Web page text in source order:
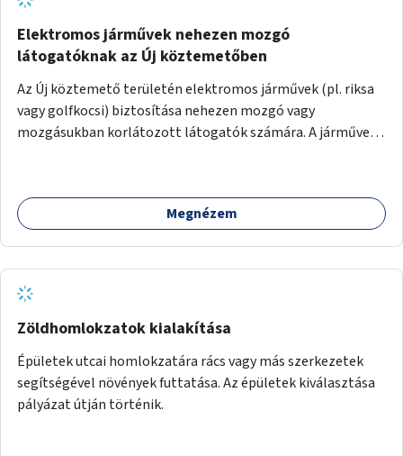
Elektromos járművek nehezen mozgó
látogatóknak az Új köztemetőben
Az Új köztemető területén elektromos járművek (pl. riksa
vagy golfkocsi) biztosítása nehezen mozgó vagy
mozgásukban korlátozott látogatók számára. A járművek
Megnézem
Zöldhomlokzatok kialakítása
Épületek utcai homlokzatára rács vagy más szerkezetek
segítségével növények futtatása. Az épületek kiválasztása
pályázat útján történik.